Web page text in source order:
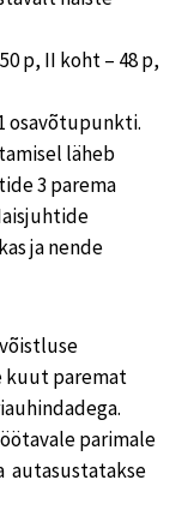
p, II koht – 48 p,
osavõtupunkti.
läheb
3 parema
ja nende
kuut paremat
parimale
autasustatakse